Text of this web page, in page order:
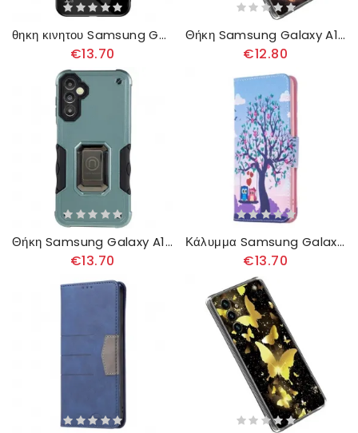
θηκη κινητου Samsung Galaxy A14 / A14 5G Tempered Glass Γεια Σας
€13.70
Θήκη Samsung Galaxy A14 / A14 5G Kitten Reverie
€12.80
Θήκη Samsung Galaxy A14 / A14 5G Μεταλλικό Εφέ Δαχτυλίδι-στήριξη
€13.70
Κάλυμμα Samsung Galaxy A14 / A14 5G Κουκουβάγιες Στην Κούνια
€13.70